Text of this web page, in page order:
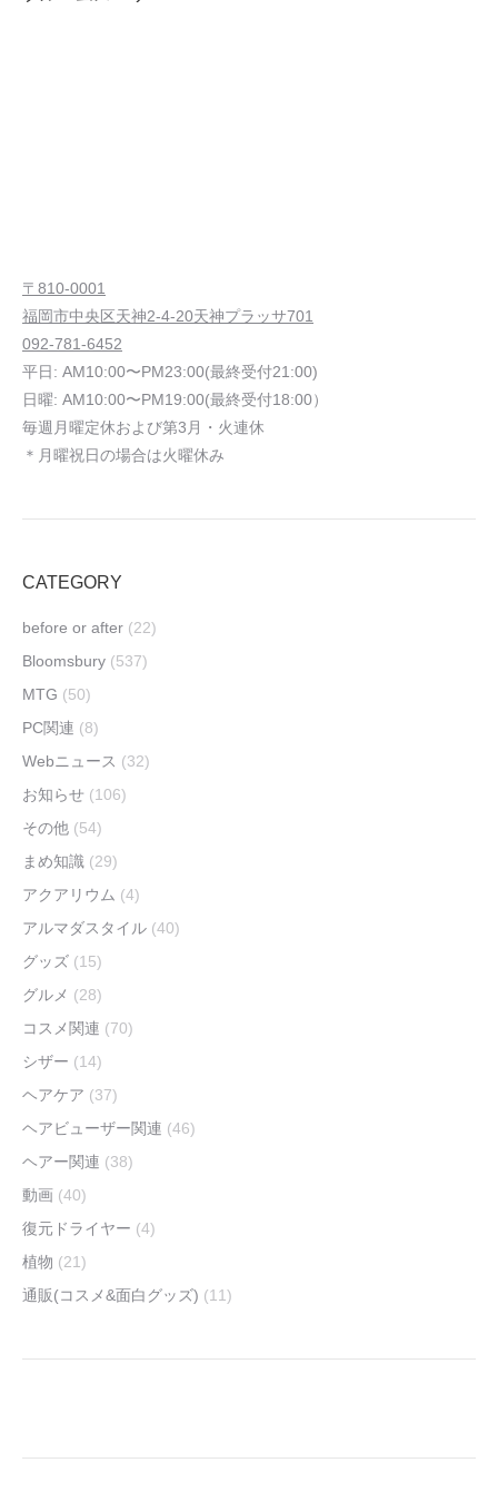
〒810-0001
福岡市中央区天神2-4-20天神プラッサ701
092-781-6452
平日: AM10:00〜PM23:00(最終受付21:00)
日曜: AM10:00〜PM19:00(最終受付18:00）
毎週月曜定休および第3月・火連休
＊月曜祝日の場合は火曜休み
CATEGORY
before or after (22)
Bloomsbury (537)
MTG (50)
PC関連 (8)
Webニュース (32)
お知らせ (106)
その他 (54)
まめ知識 (29)
アクアリウム (4)
アルマダスタイル (40)
グッズ (15)
グルメ (28)
コスメ関連 (70)
シザー (14)
ヘアケア (37)
ヘアビューザー関連 (46)
ヘアー関連 (38)
動画 (40)
復元ドライヤー (4)
植物 (21)
通販(コスメ&面白グッズ) (11)